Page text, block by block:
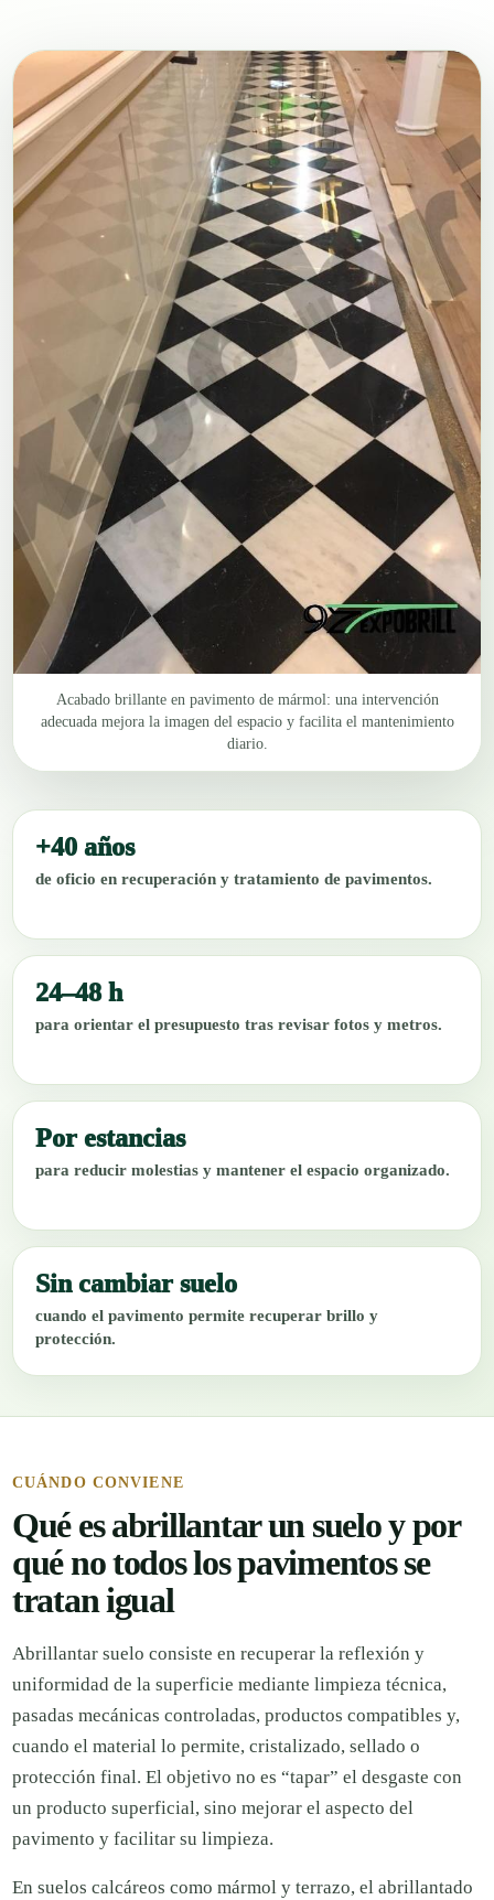
Acabado brillante en pavimento de mármol: una intervención
adecuada mejora la imagen del espacio y facilita el mantenimiento
diario.
+40 años
de oficio en recuperación y tratamiento de pavimentos.
24–48 h
para orientar el presupuesto tras revisar fotos y metros.
Por estancias
para reducir molestias y mantener el espacio organizado.
Sin cambiar suelo
cuando el pavimento permite recuperar brillo y
protección.
CUÁNDO CONVIENE
Qué es abrillantar un suelo y por
qué no todos los pavimentos se
tratan igual
Abrillantar suelo consiste en recuperar la reflexión y
uniformidad de la superficie mediante limpieza técnica,
pasadas mecánicas controladas, productos compatibles y,
cuando el material lo permite, cristalizado, sellado o
protección final. El objetivo no es “tapar” el desgaste con
un producto superficial, sino mejorar el aspecto del
pavimento y facilitar su limpieza.
En suelos calcáreos como mármol y terrazo, el abrillantado